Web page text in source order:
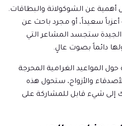
عن الشوكولاتة والبطاقات.
سعيداً، أو مجرد باحث عن
ستجسد المشاعر التي
دائماً بصوت عالٍ.
المواعيد الغرامية المحرجة
والأزواج، ستحول هذه
إلى شيء قابل للمشاركة على